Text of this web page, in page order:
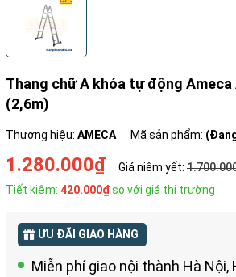
Thang chữ A khóa tự động Ameca
(2,6m)
Thương hiệu: AMECA Mã sản phẩm:
1.280.000₫ Giá niêm yết:
Tiết kiệm: 420.000₫so với giá thị trường
ƯU ĐÃI GIAO HÀNG
Miễn phí giao nội thành Hà Nội,